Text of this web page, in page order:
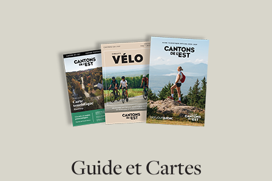
Guide et Cartes